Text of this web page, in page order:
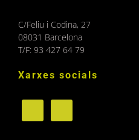
C/Feliu i Codina, 27
08031 Barcelona
T/F: 93 427 64 79
Xarxes socials